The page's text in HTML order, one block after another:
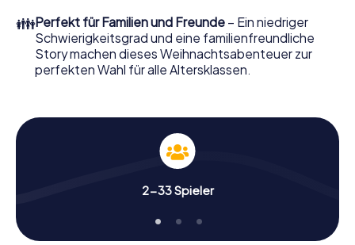
Weihnachtsthematik. Gönnen Sie Ihren Kollegen also
einen unvergesslichen Ausklang des Jahres und planen Sie
unser X-Mas Adventure als Programmpunkt Ihrer
Weihnachtsfeier in Olten ein!
👪Perfekt für Familien und Freunde – Ein niedriger
Schwierigkeitsgrad und eine familienfreundliche
Story machen dieses Weihnachtsabenteuer zur
perfekten Wahl für alle Altersklassen.
2-33 Spieler